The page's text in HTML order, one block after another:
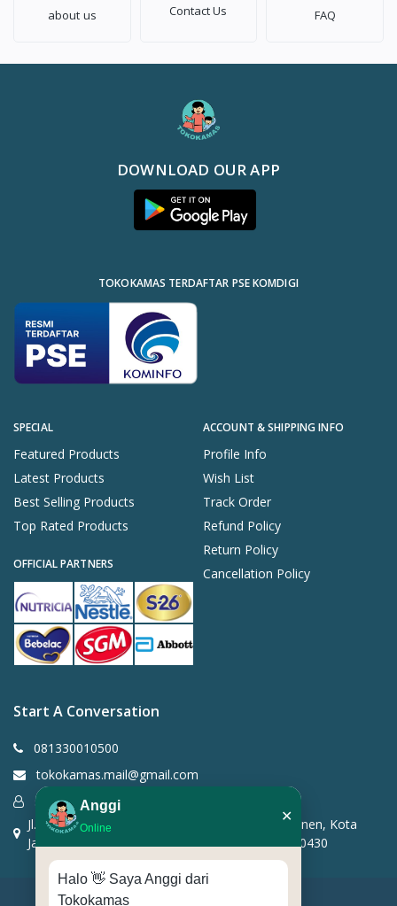
about us Contact Us FAQ
DOWNLOAD OUR APP
SPECIAL
Featured Products
Latest Products
Best Selling Products
Top Rated Products
OFFICIAL PARTNERS
ACCOUNT & SHIPPING INFO
Profile Info
Wish List
Track Order
Refund Policy
Return Policy
Cancellation Policy
TOKOKAMAS TERDAFTAR PSE KOMDIGI
Start A Conversation
081330010500
tokokamas.mail@gmail.com
support ticket
Jl. Salemba I No.14A, RT.4/RW.6, Kenari, Kec. Senen, Kota
Jakarta Pusat, Daerah Khusus Ibukota Jakarta 10430
Anggi
Online
✕
Halo 👋 Saya Anggi dari
Tokokamas